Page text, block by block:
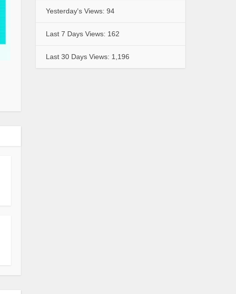
Yesterday's Views: 94
Last 7 Days Views: 162
Last 30 Days Views: 1,196